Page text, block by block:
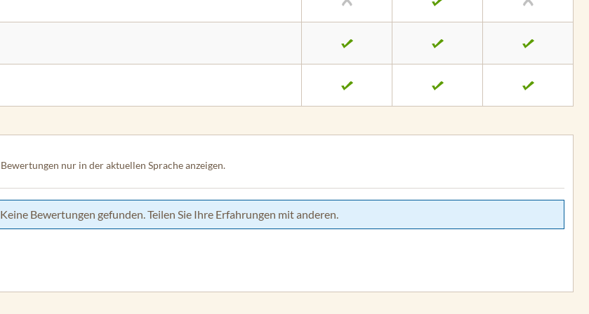
Bewertungen nur in der aktuellen Sprache anzeigen.
Keine Bewertungen gefunden. Teilen Sie Ihre Erfahrungen mit anderen.